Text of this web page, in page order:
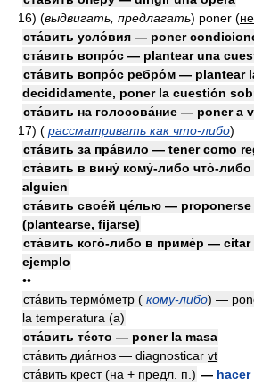
16) (выдвигать, предлагать) poner (
ста́вить усло́вия — poner
ста́вить вопро́с — plantear una
ста́вить вопро́с ребро́м — plantear
decididamente, poner la cuestión
ста́вить на голосова́ние — poner a
17) ( рассматривать как что-либо)
ста́вить за пра́вило — tener como
ста́вить в вину́ кому́-либо что́-
alguien
ста́вить свое́й це́лью —
(plantearse, fijarse)
ста́вить кого́-либо в приме́р — citar
ejemplo
••
ста́вить термо́метр ( кому-либо) —
la temperatura (a)
ста́вить те́сто — poner la masa
ста́вить диа́гноз — diagnosticar vt
ста́вить крест (на + предл. п. ) — hacer